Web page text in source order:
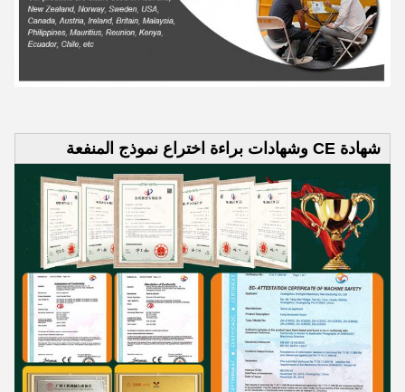
شهادة CE وشهادات براءة اختراع نموذج المنفعة